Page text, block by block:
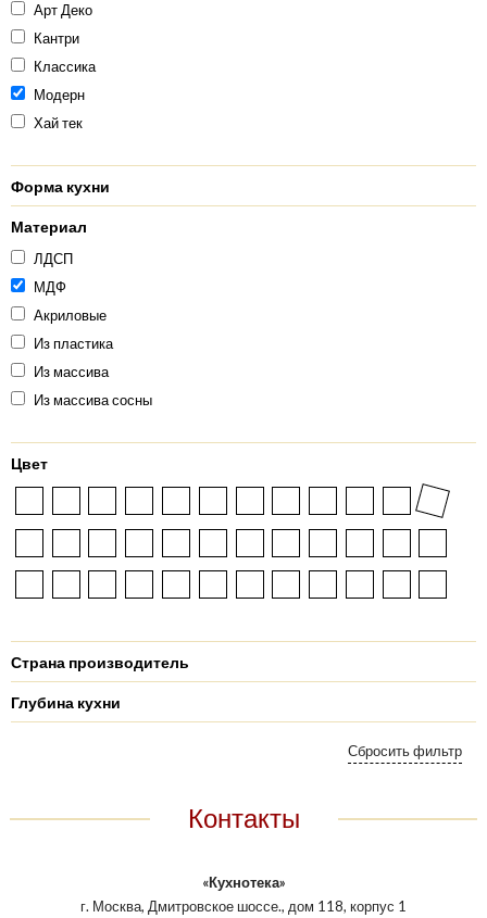
Арт Деко
Кантри
Классика
Модерн
Хай тек
Форма кухни
Материал
ЛДСП
МДФ
Акриловые
Из пластика
Из массива
Из массива сосны
Цвет
Страна производитель
Глубина кухни
Контакты
«Кухнотека»
г. Москва, Дмитровское шоссе., дом 118, корпус 1